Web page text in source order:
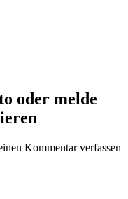
oder melde
Kommentar verfassen